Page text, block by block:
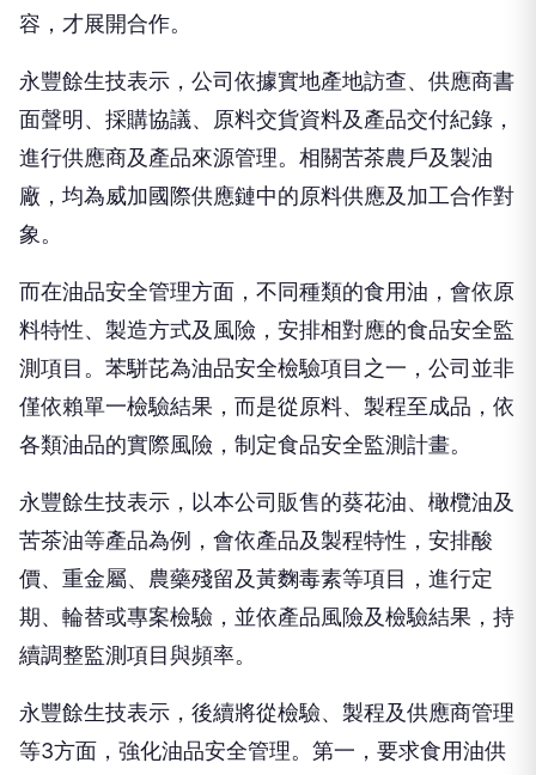
容，才展開合作。
永豐餘生技表示，公司依據實地產地訪查、供應商書
面聲明、採購協議、原料交貨資料及產品交付紀錄，
進行供應商及產品來源管理。相關苦茶農戶及製油
廠，均為威加國際供應鏈中的原料供應及加工合作對
象。
而在油品安全管理方面，不同種類的食用油，會依原
料特性、製造方式及風險，安排相對應的食品安全監
測項目。苯駢芘為油品安全檢驗項目之一，公司並非
僅依賴單一檢驗結果，而是從原料、製程至成品，依
各類油品的實際風險，制定食品安全監測計畫。
永豐餘生技表示，以本公司販售的葵花油、橄欖油及
苦茶油等產品為例，會依產品及製程特性，安排酸
價、重金屬、農藥殘留及黃麴毒素等項目，進行定
期、輪替或專案檢驗，並依產品風險及檢驗結果，持
續調整監測項目與頻率。
永豐餘生技表示，後續將從檢驗、製程及供應商管理
等3方面，強化油品安全管理。第一，要求食用油供